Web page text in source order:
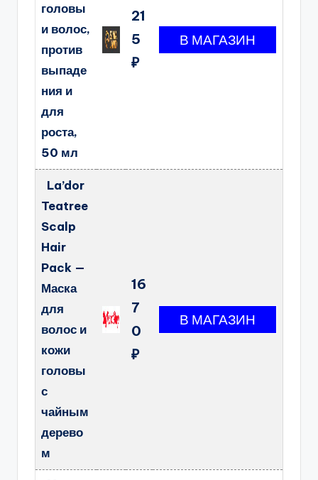
головы
и волос,
против
выпаде
ния и
для
роста,
50 мл
21
5
₽
La’dor
Teatree
Scalp
Hair
Pack —
Маска
для
волос и
кожи
головы
с
чайным
дерево
м
16
7
0
₽